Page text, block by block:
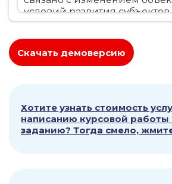
условий развития субъектов
хозяйствования, в частности
рамках решения глобальных
стремлением к более
усилением роли
факторов развития
использованием
Скачать демоверсию
Хотите узнать стоимость
написанию курсовой
заданию? Тогда смело,